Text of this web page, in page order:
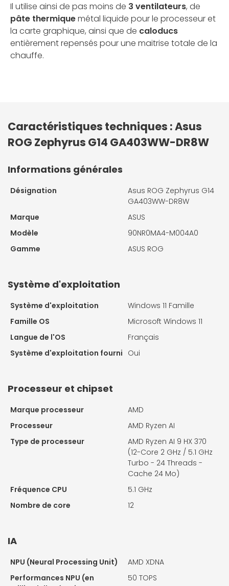
Il utilise ainsi de pas moins de 3 ventilateurs, de
pâte thermiquemétal liquide pour le processeur et
la carte graphique, ainsi que de caloducs
entièrement repensés pour une maitrise totale de la
chauffe.
Caractéristiques techniques : Asus
ROG Zephyrus G14 GA403WW-DR8W
Informations générales
Désignation
Asus ROG Zephyrus G14
GA403WW-DR8W
Marque
ASUS
Modèle
90NR0MA4-M004A0
Gamme
ASUS ROG
Système d'exploitation
Système d'exploitation
Windows 11 Famille
Famille OS
Microsoft Windows 11
Langue de l'OS
Français
Système d'exploitation fourni Oui
Processeur et chipset
Marque processeur
AMD
Processeur
AMD Ryzen AI
Type de processeur
AMD Ryzen AI 9 HX 370
(12-Core 2 GHz / 5.1 GHz
Turbo - 24 Threads -
Cache 24 Mo)
Fréquence CPU
5.1 GHz
Nombre de core
12
IA
NPU (Neural Processing Unit)
AMD XDNA
Performances NPU (en
50 TOPS